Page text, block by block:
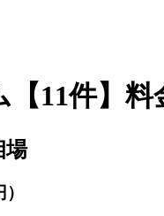
11件】
場